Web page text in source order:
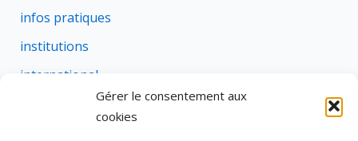
Gérer le consentement aux
cookies
infos pratiques
institutions
international